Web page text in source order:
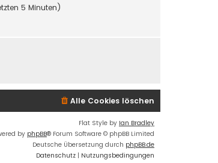
g
5 Minuten)
Alle Cookies löschen
Flat Style by Ian Bradley
by phpBB® Forum Software © phpBB Limited
Deutsche Übersetzung durch phpBB.de
Datenschutz | Nutzungsbedingungen